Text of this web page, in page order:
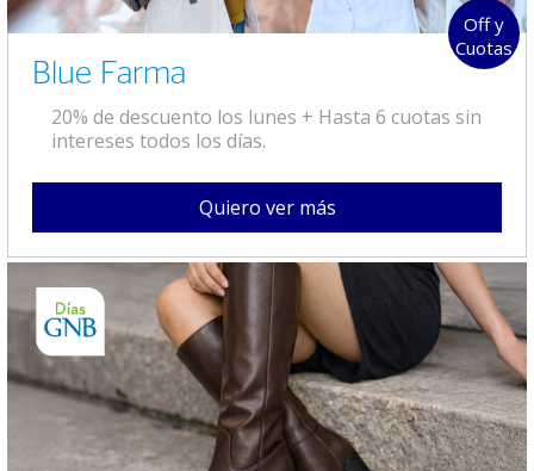
Off y
Cuotas
Blue Farma
20% de descuento los lunes + Hasta 6 cuotas sin
intereses todos los días.
Quiero ver más